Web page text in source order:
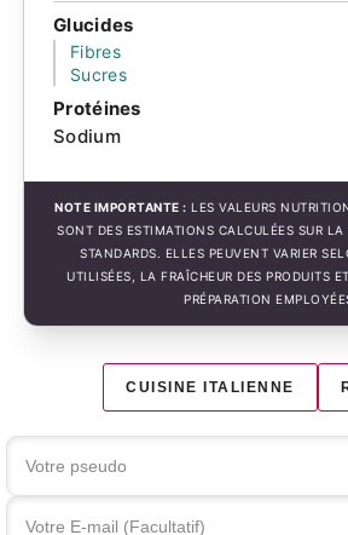
Glucides
Fibres
Sucres
Protéines
Sodium
NOTE IMPORTANTE : LES VALEURS
SONT DES ESTIMATIONS CALCULÉES SUR
STANDARDS. ELLES PEUVENT VARIER
UTILISÉES, LA FRAÎCHEUR DES PRODUITS
PRÉPARATION
CUISINE ITALIENNE